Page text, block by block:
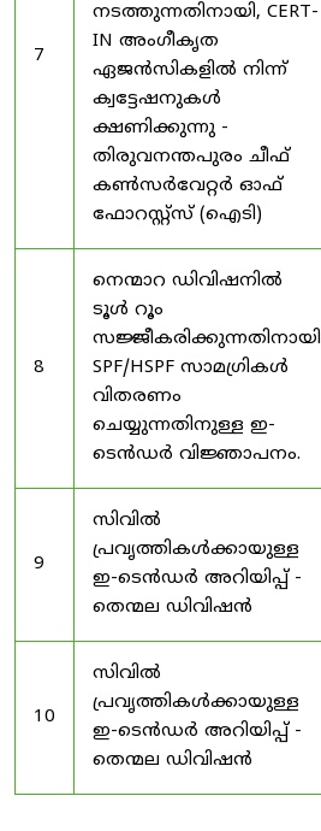
7
നടത്തുന്നതിനായി, CERT-
IN അംഗീകൃത
ഏജൻസികളിൽ നിന്ന്
ക്വട്ടേഷനുകൾ
ക്ഷണിക്കുന്നു -
തിരുവനന്തപുരം ചീഫ്
കൺസർവേറ്റർ ഓഫ്
ഫോറസ്റ്റ്സ് (ഐടി)
8
നെന്മാറ ഡിവിഷനിൽ
ടൂൾ റൂം
സജ്ജീകരിക്കുന്നതിനായി
SPF/HSPF സാമഗ്രികൾ
വിതരണം
ചെയ്യുന്നതിനുള്ള ഇ-
ടെൻഡർ വിജ്ഞാപനം.
9
സിവിൽ
പ്രവൃത്തികൾക്കായുള്ള
ഇ-ടെൻഡർ അറിയിപ്പ് -
തെന്മല ഡിവിഷൻ
10
സിവിൽ
പ്രവൃത്തികൾക്കായുള്ള
ഇ-ടെൻഡർ അറിയിപ്പ് -
തെന്മല ഡിവിഷൻ